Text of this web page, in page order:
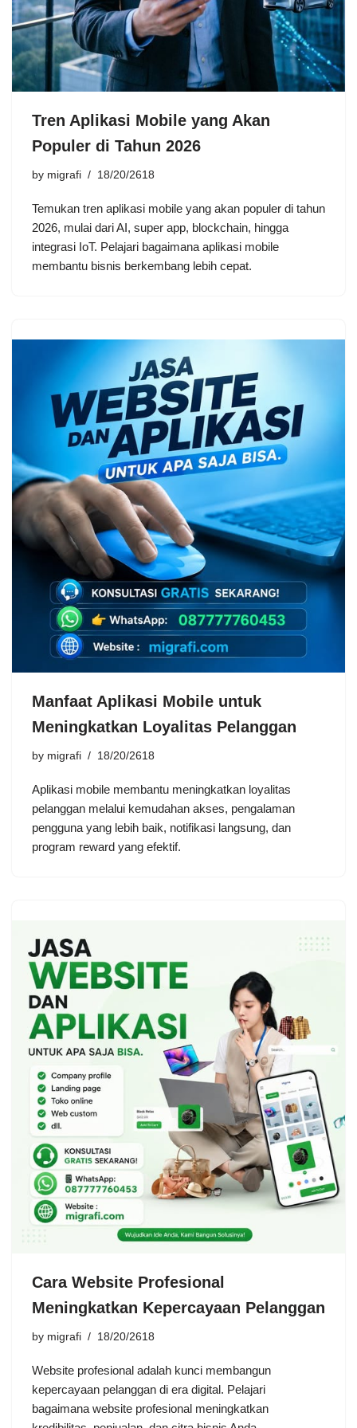
Tren Aplikasi Mobile yang Akan
Populer di Tahun 2026
by migrafi 18/20/2618
Temukan tren aplikasi mobile yang akan populer di tahun
2026, mulai dari AI, super app, blockchain, hingga
integrasi IoT. Pelajari bagaimana aplikasi mobile
membantu bisnis berkembang lebih cepat.
Manfaat Aplikasi Mobile untuk
Meningkatkan Loyalitas Pelanggan
by migrafi 18/20/2618
Aplikasi mobile membantu meningkatkan loyalitas
pelanggan melalui kemudahan akses, pengalaman
pengguna yang lebih baik, notifikasi langsung, dan
program reward yang efektif.
Cara Website Profesional
Meningkatkan Kepercayaan Pelanggan
by migrafi 18/20/2618
Website profesional adalah kunci membangun
kepercayaan pelanggan di era digital. Pelajari
bagaimana website profesional meningkatkan